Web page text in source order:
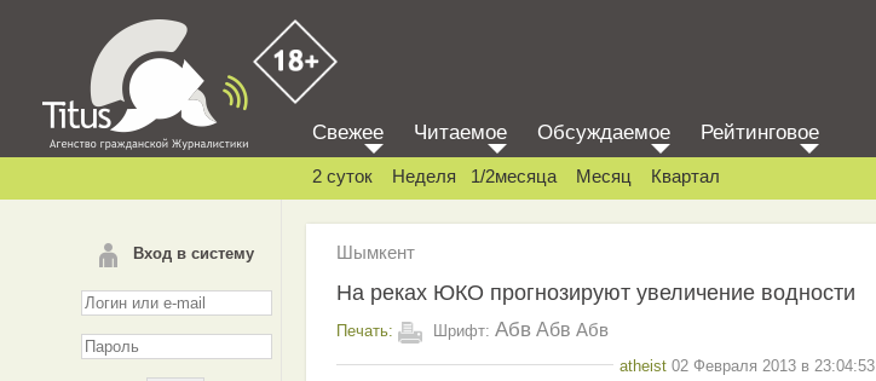
Вход в систему
Свежее Читаемое Обсуждаемое Рейтинговое
2 суток Неделя 1/2месяца Месяц Квартал
Шымкент
На реках ЮКО прогнозируют увеличение водности
Печать: Шрифт: Абв Абв Абв
atheist 02 Февраля 2013 в 23:04:53